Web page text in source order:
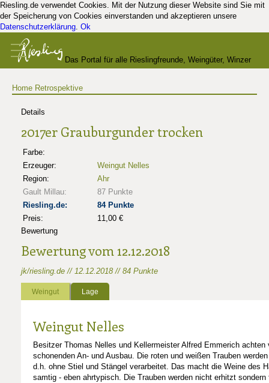
Riesling.de verwendet Cookies. Mit der Nutzung dieser Website sind Sie mit
der Speicherung von Cookies einverstanden und akzeptieren unsere
Datenschutzerklärung. Ok
Das Portal für alle Rieslingfreunde, Weingüter, Winzer
und Kenner
Home Retrospektive
Details
2017er Grauburgunder trocken
Farbe:
Erzeuger:
Weingut Nelles
Region:
Ahr
Gault Millau:
87 Punkte
Riesling.de:
84 Punkte
Preis:
11,00 €
Bewertung
Bewertung vom 12.12.2018
jk/riesling.de // 12.12.2018 // 84 Punkte
Weingut Lage
Weingut Nelles
Besitzer Thomas Nelles und Kellermeister Alfred Emmerich achten
schonenden An- und Ausbau. Die roten und weißen Trauben
d.h. ohne Stiel und Stängel verarbeitet. Das macht die Weine des
samtig - eben ahrtypisch. Die Trauben werden nicht erhitzt sondern